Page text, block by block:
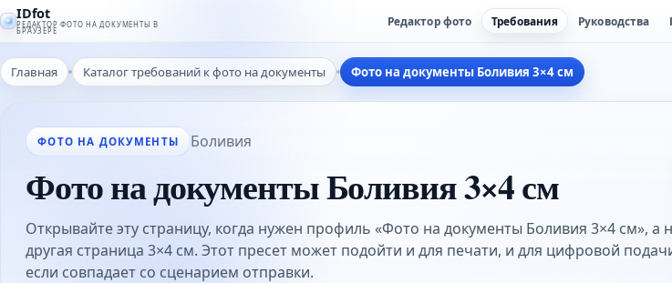
IDfot
РЕДАКТОР ФОТО НА ДОКУМЕНТЫ В
БРАУЗЕРЕ
Редактор фото Требования Руководства
Главная Каталог требований к фото на документы Фото на документы Боливия 3×4 см
ФОТО НА ДОКУМЕНТЫ Боливия
Фото на документы Боливия 3×4 см
Открывайте эту страницу, когда нужен профиль «Фото на документы Боливия 3×4 см», а
другая страница 3×4 см. Этот пресет может подойти и для печати, и для цифровой
если совпадает со сценарием отправки.